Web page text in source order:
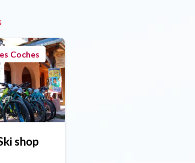
Coches
shop